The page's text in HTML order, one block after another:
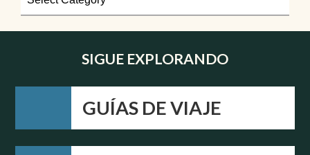
SIGUE EXPLORANDO
GUÍAS DE VIAJE